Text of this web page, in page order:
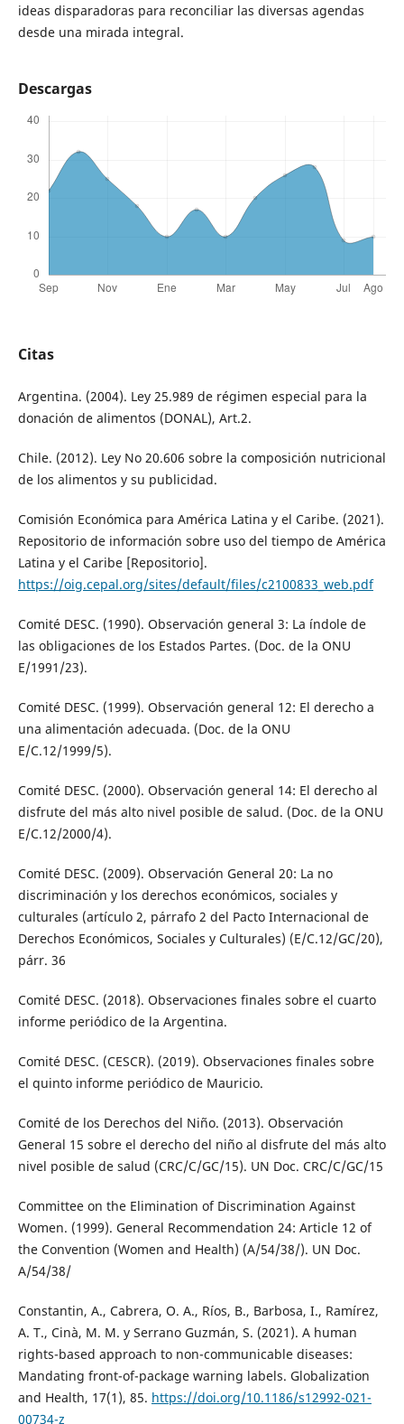
ideas disparadoras para reconciliar las diversas agendas
desde una mirada integral.
Descargas
Citas
Argentina. (2004). Ley 25.989 de régimen especial para la
donación de alimentos (DONAL), Art.2.
Chile. (2012). Ley No 20.606 sobre la composición nutricional
de los alimentos y su publicidad.
Comisión Económica para América Latina y el Caribe. (2021).
Repositorio de información sobre uso del tiempo de América
Latina y el Caribe [Repositorio].
https://oig.cepal.org/sites/default/files/c2100833_web.pdf
Comité DESC. (1990). Observación general 3: La índole de
las obligaciones de los Estados Partes. (Doc. de la ONU
E/1991/23).
Comité DESC. (1999). Observación general 12: El derecho a
una alimentación adecuada. (Doc. de la ONU
E/C.12/1999/5).
Comité DESC. (2000). Observación general 14: El derecho al
disfrute del más alto nivel posible de salud. (Doc. de la ONU
E/C.12/2000/4).
Comité DESC. (2009). Observación General 20: La no
discriminación y los derechos económicos, sociales y
culturales (artículo 2, párrafo 2 del Pacto Internacional de
Derechos Económicos, Sociales y Culturales) (E/C.12/GC/20),
párr. 36
Comité DESC. (2018). Observaciones finales sobre el cuarto
informe periódico de la Argentina.
Comité DESC. (CESCR). (2019). Observaciones finales sobre
el quinto informe periódico de Mauricio.
Comité de los Derechos del Niño. (2013). Observación
General 15 sobre el derecho del niño al disfrute del más alto
nivel posible de salud (CRC/C/GC/15). UN Doc. CRC/C/GC/15
Committee on the Elimination of Discrimination Against
Women. (1999). General Recommendation 24: Article 12 of
the Convention (Women and Health) (A/54/38/). UN Doc.
A/54/38/
Constantin, A., Cabrera, O. A., Ríos, B., Barbosa, I., Ramírez,
A. T., Cinà, M. M. y Serrano Guzmán, S. (2021). A human
rights-based approach to non-communicable diseases:
Mandating front-of-package warning labels. Globalization
and Health, 17(1), 85. https://doi.org/10.1186/s12992-021-
00734-z